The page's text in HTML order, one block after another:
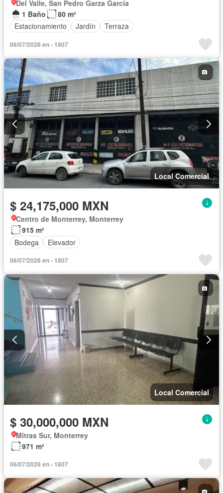
Del Valle, San Pedro Garza García
1 Baño
80 m²
Estacionamiento
Jardín Terraza
06/07/2026 en - 1807
Local Comercial
$ 24,175,000 MXN
Centro de Monterrey, Monterrey
915 m²
Bodega
Elevador
06/07/2026 en - 1807
Local Comercial
$ 30,000,000 MXN
Mitras Sur, Monterrey
971 m²
06/07/2026 en - 1807